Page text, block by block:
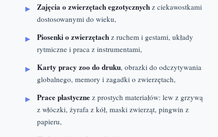
Zajęcia o zwierzętach egzotycznych z ciekawostkami
dostosowanymi do wieku,
Piosenki o zwierzętach z ruchem i gestami, układy
rytmiczne i praca z instrumentami,
Karty pracy zoo do druku, obrazki do odczytywania
globalnego, memory i zagadki o zwierzętach,
Prace plastyczne z prostych materiałów: lew z grzywą
z włóczki, żyrafa z kół, maski zwierząt, pingwin z
papieru,